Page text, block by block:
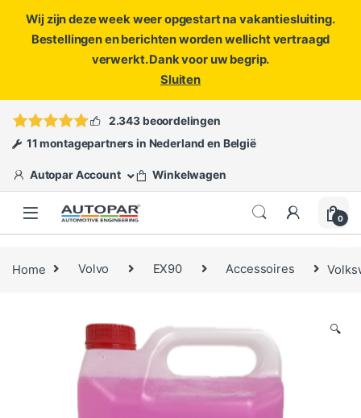
Wij zijn deze week weer opgestart na vakantiesluiting.
Bestellingen en berichten worden wellicht vertraagd
verwerkt. Dank voor uw begrip.
Sluiten
ofopen een ticket
2.343 beoordelingen
11 montagepartners in Nederland en België
Autopar Account Winkelwagen
0
Home Volvo EX90 Accessoires
🔍